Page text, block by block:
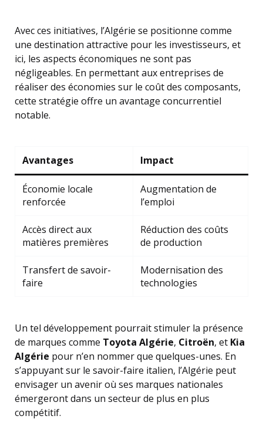
Avec ces initiatives, l’Algérie se positionne comme
une destination attractive pour les investisseurs, et
ici, les aspects économiques ne sont pas
négligeables. En permettant aux entreprises de
réaliser des économies sur le coût des composants,
cette stratégie offre un avantage concurrentiel
notable.
Avantages Impact
Économie locale
renforcée
Augmentation de
l’emploi
Accès direct aux
matières premières
Réduction des coûts
de production
Transfert de savoir-
faire
Modernisation des
technologies
Un tel développement pourrait stimuler la présence
de marques comme Toyota Algérie, Citroën, et Kia
Algérie pour n’en nommer que quelques-unes. En
s’appuyant sur le savoir-faire italien, l’Algérie peut
envisager un avenir où ses marques nationales
émergeront dans un secteur de plus en plus
compétitif.